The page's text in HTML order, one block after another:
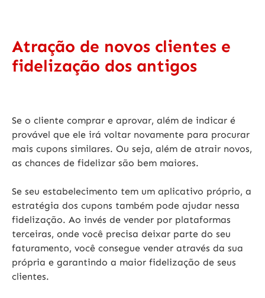
Atração de novos clientes e
fidelização dos antigos
Se o cliente comprar e aprovar, além de indicar é
provável que ele irá voltar novamente para procurar
mais cupons similares. Ou seja, além de atrair novos,
as chances de fidelizar são bem maiores.
Se seu estabelecimento tem um aplicativo próprio, a
estratégia dos cupons também pode ajudar nessa
fidelização. Ao invés de vender por plataformas
terceiras, onde você precisa deixar parte do seu
faturamento, você consegue vender através da sua
própria e garantindo a maior fidelização de seus
clientes.